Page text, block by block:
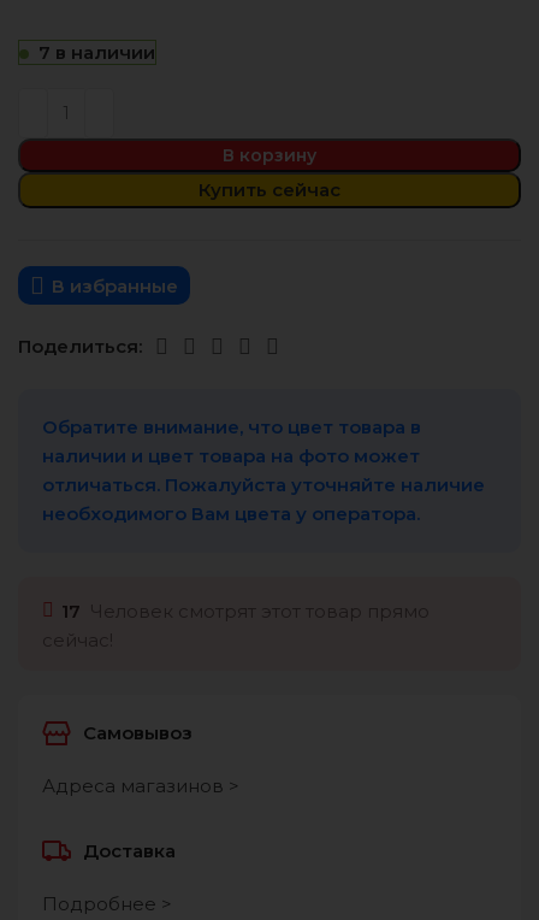
7 в наличии
В корзину
Купить сейчас
В избранные
Поделиться:
Обратите внимание, что цвет товара в
наличии и цвет товара на фото может
отличаться. Пожалуйста уточняйте наличие
необходимого Вам цвета у оператора.
17
Самовывоз
Адреса магазинов >
Доставка
Подробнее >